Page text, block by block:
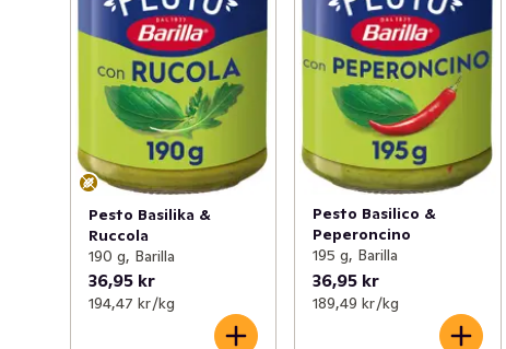
Pesto Basilika &
Ruccola
190 g, Barilla
36,95 kr
194,47 kr /kg
Pesto Basilico &
Peperoncino
195 g, Barilla
36,95 kr
189,49 kr /kg